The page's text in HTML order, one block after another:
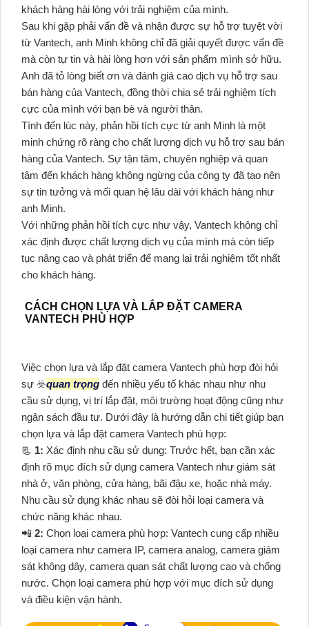
khách hàng hài lòng với trải nghiệm của mình.
Sau khi gặp phải vấn đề và nhận được sự hỗ trợ tuyệt vời
từ Vantech, anh Minh không chỉ đã giải quyết được vấn đề
mà còn tự tin và hài lòng hơn với sản phẩm mình sở hữu.
Anh đã tỏ lòng biết ơn và đánh giá cao dịch vụ hỗ trợ sau
bán hàng của Vantech, đồng thời chia sẻ trải nghiệm tích
cực của mình với bạn bè và người thân.
Tính đến lúc này, phản hồi tích cực từ anh Minh là một
minh chứng rõ ràng cho chất lượng dịch vụ hỗ trợ sau bán
hàng của Vantech. Sự tận tâm, chuyên nghiệp và quan
tâm đến khách hàng không ngừng của công ty đã tạo nên
sự tin tưởng và mối quan hệ lâu dài với khách hàng như
anh Minh.
Với những phản hồi tích cực như vậy, Vantech không chỉ
xác định được chất lượng dịch vụ của mình mà còn tiếp
tục nâng cao và phát triển để mang lại trải nghiệm tốt nhất
cho khách hàng.
CÁCH CHỌN LỰA VÀ LẮP ĐẶT CAMERA
VANTECH PHÙ HỢP
Việc chọn lựa và lắp đặt camera Vantech phù hợp đòi hỏi
sự ☣️quan trọng đến nhiều yếu tố khác nhau như nhu
cầu sử dụng, vị trí lắp đặt, môi trường hoạt động cũng như
ngân sách đầu tư. Dưới đây là hướng dẫn chi tiết giúp bạn
chọn lựa và lắp đặt camera Vantech phù hợp:
📃 1: Xác định nhu cầu sử dụng: Trước hết, bạn cần xác
định rõ mục đích sử dụng camera Vantech như giám sát
nhà ở, văn phòng, cửa hàng, bãi đậu xe, hoặc nhà máy.
Nhu cầu sử dụng khác nhau sẽ đòi hỏi loại camera và
chức năng khác nhau.
📲 2: Chọn loại camera phù hợp: Vantech cung cấp nhiều
loại camera như camera IP, camera analog, camera giám
sát không dây, camera quan sát chất lượng cao và chống
nước. Chọn loại camera phù hợp với mục đích sử dụng
và điều kiện vận hành.